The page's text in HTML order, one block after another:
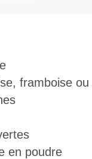
framboise ou
en poudre